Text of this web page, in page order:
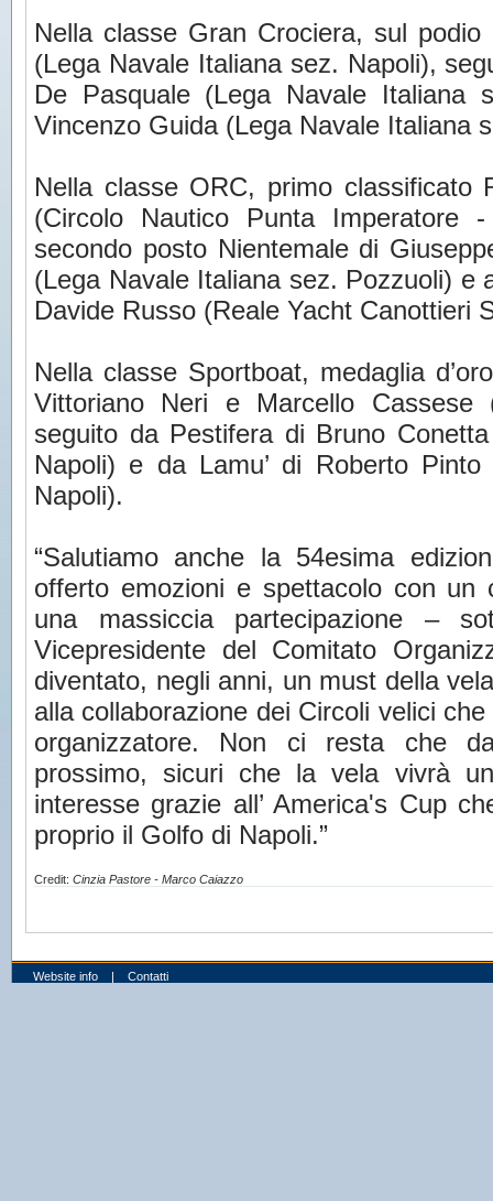
Nella classe Gran Crociera, sul
(Lega Navale Italiana sez. Napoli),
De Pasquale (Lega Navale
Vincenzo Guida (Lega Navale Italiana
Nella classe ORC, primo classificato
(Circolo Nautico Punta
secondo posto Nientemale di
(Lega Navale Italiana sez. Pozzuoli) e
Davide Russo (Reale Yacht Canottieri
Nella classe Sportboat, medaglia
Vittoriano Neri e Marcello Cassese
seguito da Pestifera di Bruno
Napoli) e da Lamu’ di Roberto
Napoli).
“Salutiamo anche la 54esima
offerto emozioni e spettacolo con un
una massiccia partecipazione –
Vicepresidente del Comitato
diventato, negli anni, un must della
alla collaborazione dei Circoli velici
organizzatore. Non ci resta che
prossimo, sicuri che la vela vivrà
interesse grazie all’ America's Cup
proprio il Golfo di Napoli.”
Credit: Cinzia Pastore - Marco Caiazzo
Website info | Contatti